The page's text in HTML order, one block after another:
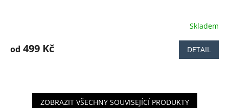
Skladem
od 499 Kč DETAIL
ZOBRAZIT VŠECHNY SOUVISEJÍCÍ PRODUKTY